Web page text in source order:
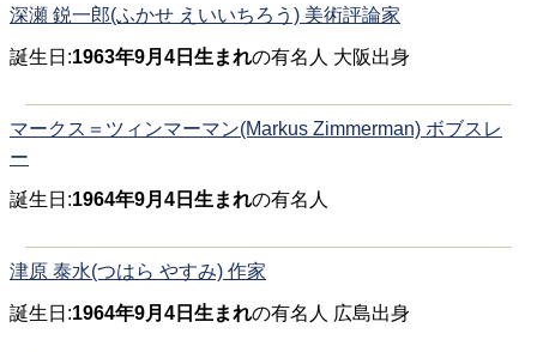
深瀬 鋭一郎(ふかせ えいいちろう) 美術評論家
誕生日:1963年9月4日生まれの有名人 大阪出身
マークス＝ツィンマーマン(Markus Zimmerman) ボブスレ
ー
誕生日:1964年9月4日生まれの有名人
津原 泰水(つはら やすみ) 作家
誕生日:1964年9月4日生まれの有名人 広島出身